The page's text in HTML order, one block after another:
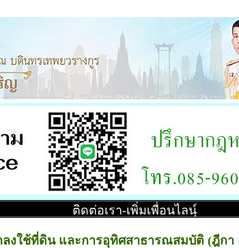
ติดต่อเรา-เพิ่มเพื่อนไลน์ฺ
งใช้ที่ดิน และการอุทิศสาธารณสมบัติ (ฎีกา